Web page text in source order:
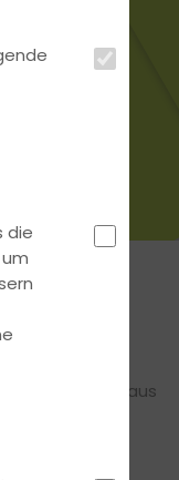
ihr an der
die